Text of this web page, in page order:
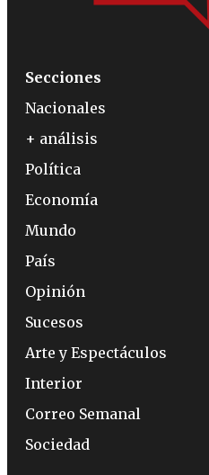
Secciones
Nacionales
+ análisis
Política
Economía
Mundo
País
Opinión
Sucesos
Arte y Espectáculos
Interior
Correo Semanal
Sociedad